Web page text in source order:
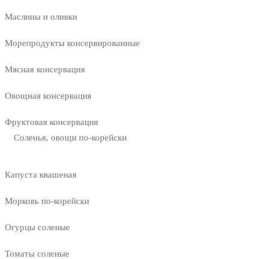
Маслины и оливки
Морепродукты консервированные
Мясная консервация
Овощная консервация
Фруктовая консервация
Соленья, овощи по-корейски
Капуста квашеная
Морковь по-корейски
Огурцы соленые
Томаты соленые